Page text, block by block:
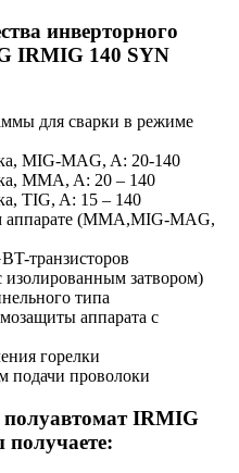
инверторного
IRMIG 140 SYN
для сварки в режиме
MIG-MAG, A: 20-140
MMA, A: 20 – 140
TIG, A: 15 – 140
аппарате (ММА,MIG-MAG,
транзисторов
изолированным затвором)
типа
аппарата с
горелки
подачи проволоки
IRMIG